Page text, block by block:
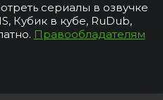
сериалы в озвучке
Кубик в кубе, RuDub,
Правообладателям